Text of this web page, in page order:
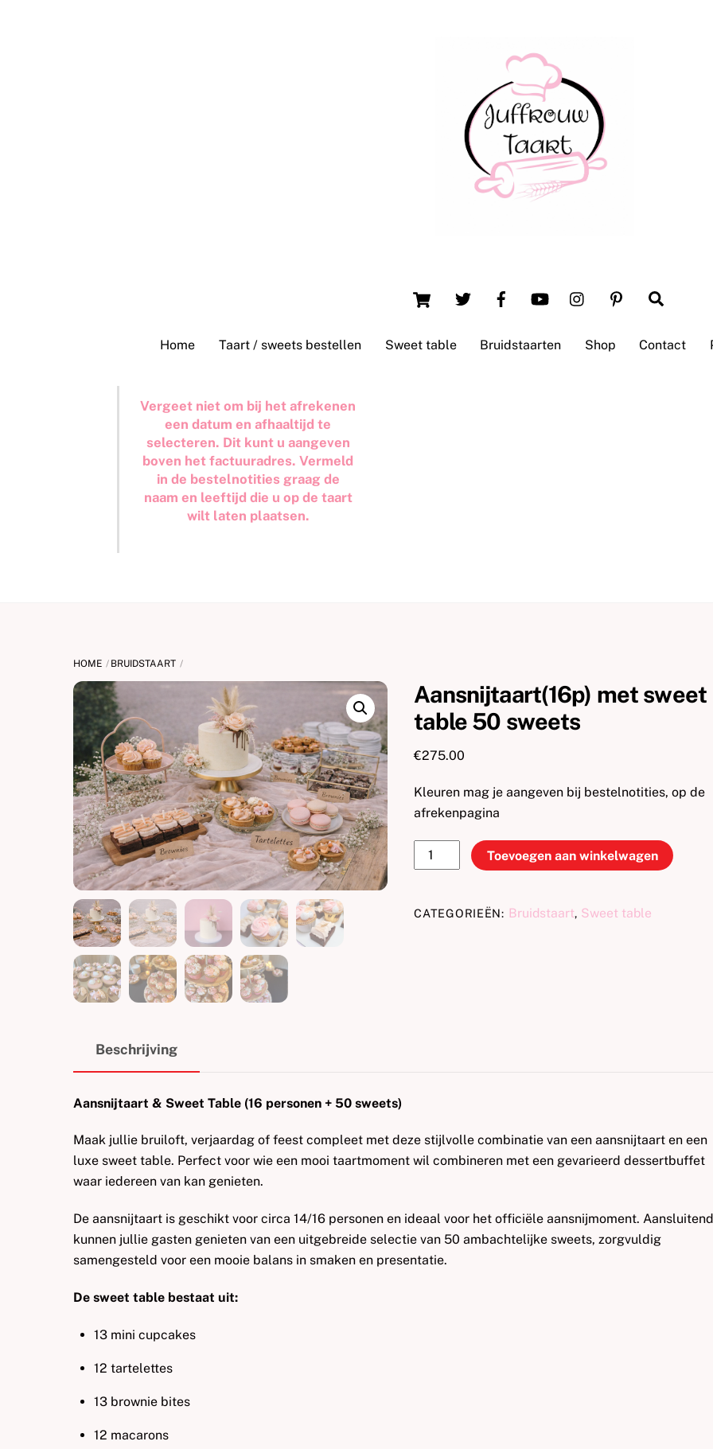
Cart
Home Taart / sweets bestellen Sweet table Bruidstaarten Shop Contact
Vergeet niet om bij het afrekenen
een datum en afhaaltijd te
selecteren. Dit kunt u aangeven
boven het factuuradres. Vermeld
in de bestelnotities graag de
naam en leeftijd die u op de taart
wilt laten plaatsen.
HOME BRUIDSTAART
Aansnijtaart(16p) met sweet
table 50 sweets
€275.00
Kleuren mag je aangeven bij bestelnotities, op de
afrekenpagina
Aansnijtaart(16p)
met
table
Toevoegen aan winkelwagen
CATEGORIEËN: Bruidstaart, Sweet table
Beschrijving
Aansnijtaart & Sweet Table (16 personen + 50 sweets)
Maak jullie bruiloft, verjaardag of feest compleet met deze stijlvolle combinatie van een aansnijtaart en een
luxe sweet table. Perfect voor wie een mooi taartmoment wil combineren met een gevarieerd dessertbuffet
waar iedereen van kan genieten.
De aansnijtaart is geschikt voor circa 14/16 personen en ideaal voor het officiële aansnijmoment. Aansluitend
kunnen jullie gasten genieten van een uitgebreide selectie van 50 ambachtelijke sweets, zorgvuldig
samengesteld voor een mooie balans in smaken en presentatie.
De sweet table bestaat uit:
13 mini cupcakes
12 tartelettes
13 brownie bites
12 macarons
Top